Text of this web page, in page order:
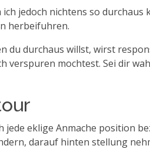
jedoch nichtens so
herbeifuhren.
du durchaus willst, wirst
verspuren mochtest. Sei dir
eklige Anmache position
darauf hinten stellung